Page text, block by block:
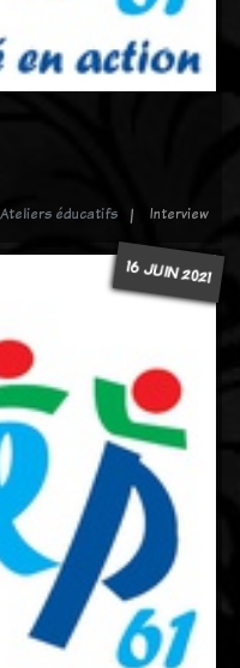
Ateliers éducatifs Interview
16 JUIN 2021